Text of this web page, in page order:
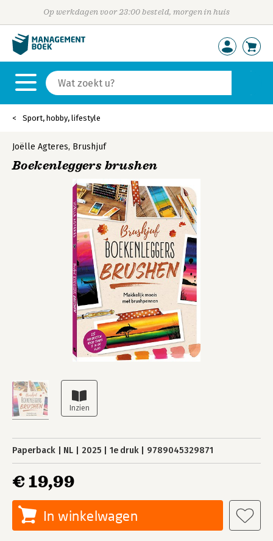
Op werkdagen voor 23:00 besteld, morgen in huis
Sport, hobby, lifestyle
Joëlle Agteres, Brushjuf
Boekenleggers brushen
Paperback NL 2025 1e druk 9789045329871
€ 19,99
In winkelwagen